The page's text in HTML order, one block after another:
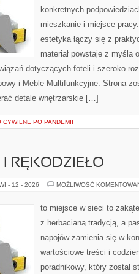
konkretnych
mieszkanie i miejsce
estetyka łączy się z
materiał powstaje z myślą
dotyczących foteli i szeroko
i Meble Multifunkcyjne. Strona
detale wnętrzarskie […]
CYWILNE PO PANDEMII
I RĘKODZIEŁO
- 12 - 2026 MOŻLIWOŚĆ
to miejsce w sieci to
z herbacianą tradycją, a
napojów zamienia się w
wartościowe treści i
poradnikowy, który został